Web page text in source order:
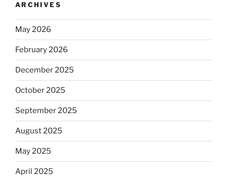
ARCHIVES
May 2026
February 2026
December 2025
October 2025
September 2025
August 2025
May 2025
April 2025